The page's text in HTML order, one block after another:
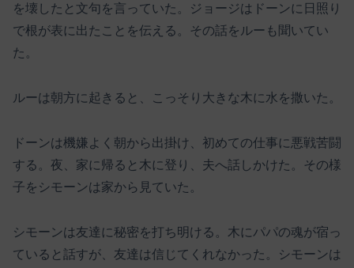
を壊したと文句を言っていた。ジョージはドーンに日照り
で根が表に出たことを伝える。その話をルーも聞いてい
た。
ルーは朝方に起きると、こっそり大きな木に水を撒いた。
ドーンは機嫌よく朝から出掛け、初めての仕事に悪戦苦闘
する。夜、家に帰ると木に登り、夫へ話しかけた。その様
子をシモーンは家から見ていた。
シモーンは友達に秘密を打ち明ける。木にパパの魂が宿っ
ていると話すが、友達は信じてくれなかった。シモーンは